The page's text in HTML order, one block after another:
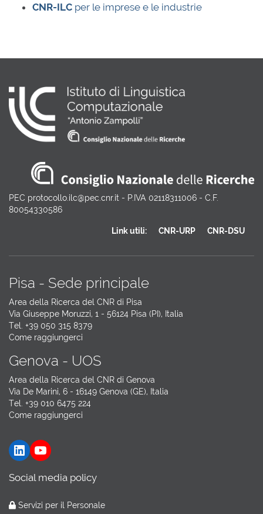
CNR-ILC per le imprese e le industrie
PEC protocollo.ilc@pec.cnr.it - P.IVA 02118311006 - C.F.
80054330586
Link utili: CNR-URP CNR-DSU
Pisa - Sede principale
Area della Ricerca del CNR di Pisa
Via Giuseppe Moruzzi, 1 - 56124 Pisa (PI), Italia
Tel. +39 050 315 8379
Come raggiungerci
Genova - UOS
Area della Ricerca del CNR di Genova
Via De Marini, 6 - 16149 Genova (GE), Italia
Tel. +39 010 6475 224
Come raggiungerci
LinkedIn YouTube
Social media policy
Servizi per il Personale